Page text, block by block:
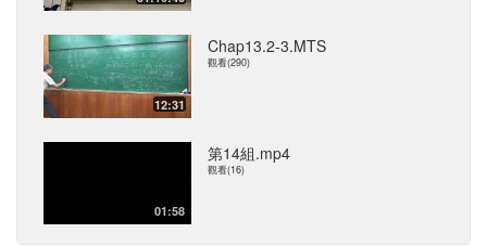
12:31
Chap13.2-3.MTS
觀看(290)
01:58
第14組.mp4
觀看(16)